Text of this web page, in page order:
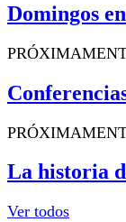
Domingos
La historia
Ver todos